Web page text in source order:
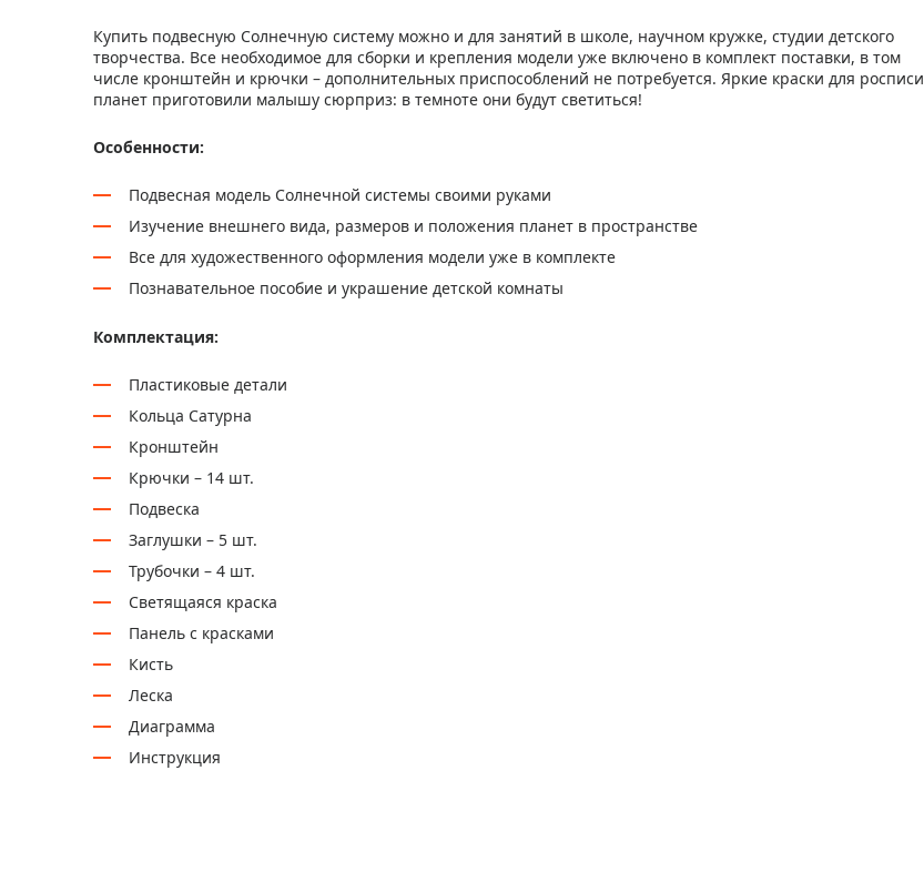
Купить подвесную Солнечную систему можно и для занятий в школе, научном кружке, студии детского
творчества. Все необходимое для сборки и крепления модели уже включено в комплект поставки, в том
числе кронштейн и крючки – дополнительных приспособлений не потребуется. Яркие краски для росписи
планет приготовили малышу сюрприз: в темноте они будут светиться!
Особенности:
Подвесная модель Солнечной системы своими руками
Изучение внешнего вида, размеров и положения планет в пространстве
Все для художественного оформления модели уже в комплекте
Познавательное пособие и украшение детской комнаты
Комплектация:
Пластиковые детали
Кольца Сатурна
Кронштейн
Крючки – 14 шт.
Подвеска
Заглушки – 5 шт.
Трубочки – 4 шт.
Светящаяся краска
Панель с красками
Кисть
Леска
Диаграмма
Инструкция